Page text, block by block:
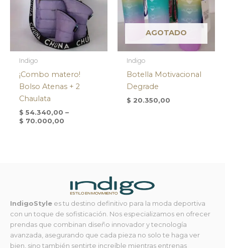
Indigo
¡Combo matero!
Bolso Atenas + 2
Chaulata
$ 54.340,00 –
$ 70.000,00
AGOTADO
Indigo
Botella Motivacional
Degrade
$ 20.350,00
IndigoStyle es tu destino definitivo para la moda deportiva
con un toque de sofisticación. Nos especializamos en ofrecer
prendas que combinan diseño innovador y tecnología
avanzada, asegurando que cada pieza no solo te haga ver
bien, sino también sentirte increíble mientras entrenas